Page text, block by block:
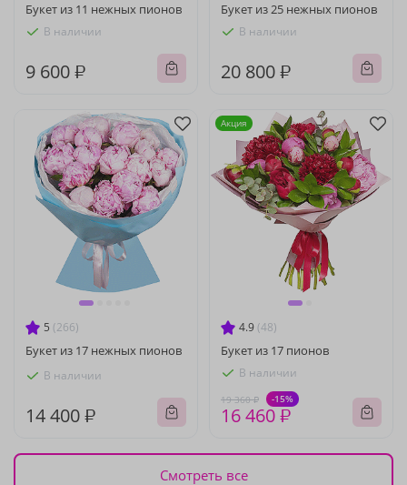
Букет из 11 нежных пионов
В наличии
9 600 ₽
Букет из 25 нежных пионов
В наличии
20 800 ₽
5 (266)
Букет из 17 нежных пионов
В наличии
14 400 ₽
4.9 (48)
Букет из 17 пионов
В наличии
19 360 ₽ -15%
16 460 ₽
Акция
Смотреть все